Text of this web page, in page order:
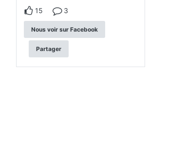
15 3
Nous voir sur Facebook
Partager